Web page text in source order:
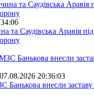
та Саудівська Аравія
07.08.2026 20:36:03
Банькова внесли